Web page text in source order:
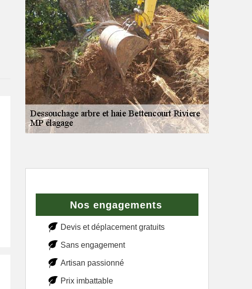
Nos engagements
Devis et déplacement gratuits
Sans engagement
Artisan passionné
Prix imbattable